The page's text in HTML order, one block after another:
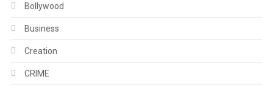
Bollywood
Business
Creation
CRIME